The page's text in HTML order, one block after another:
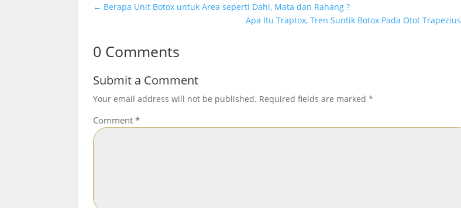
← Berapa Unit Botox untuk Area seperti Dahi, Mata dan Rahang ?
Apa Itu Traptox, Tren Suntik Botox Pada Otot Trapezius
0 Comments
Submit a Comment
Your email address will not be published. Required fields are marked*
Comment*